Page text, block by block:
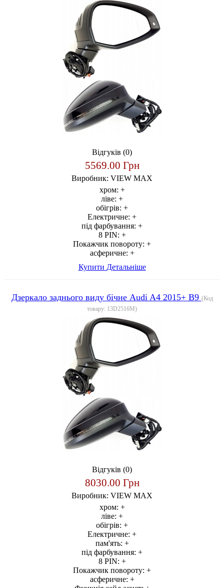
Відгуків (0)
5569.00 Грн
Виробник: VIEW MAX
хром: +
ліве: +
обігрів: +
Електричне: +
під фарбування: +
8 PIN: +
Покажчик повороту: +
асферичне: +
Купити Детальніше
Дзеркало заднього виду бічне Audi A4 2015+ B9 (Код
товару: 13D2516M)
Відгуків (0)
8030.00 Грн
Виробник: VIEW MAX
хром: +
ліве: +
обігрів: +
Електричне: +
пам'ять: +
під фарбування: +
8 PIN: +
Покажчик повороту: +
асферичне: +